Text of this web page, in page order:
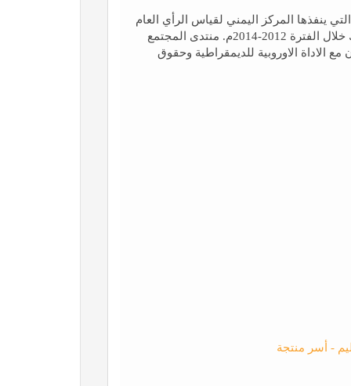
ينفذها المركز اليمني لقياس الرأي العام
بالتعاون مع الاداة الاوروبية للديمقراطية وحقوق الانسان، وذلك خلال الفترة 2012-2014م. منتدى المجتمع
الاداة الاوروبية للديمقراطية وحقوق
- أسر منتجة